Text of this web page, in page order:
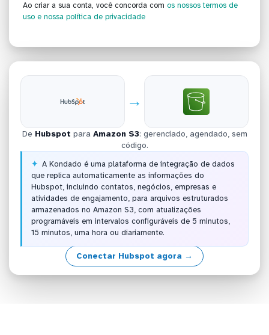
Ao criar a sua conta, você concorda com os nossos termos de
uso e nossa política de privacidade
→
De Hubspot para Amazon S3: gerenciado, agendado, sem
código.
A Kondado é uma plataforma de integração de dados
que replica automaticamente as informações do
Hubspot, incluindo contatos, negócios, empresas e
atividades de engajamento, para arquivos estruturados
armazenados no Amazon S3, com atualizações
programáveis em intervalos configuráveis de 5 minutos,
15 minutos, uma hora ou diariamente.
Conectar Hubspot agora →